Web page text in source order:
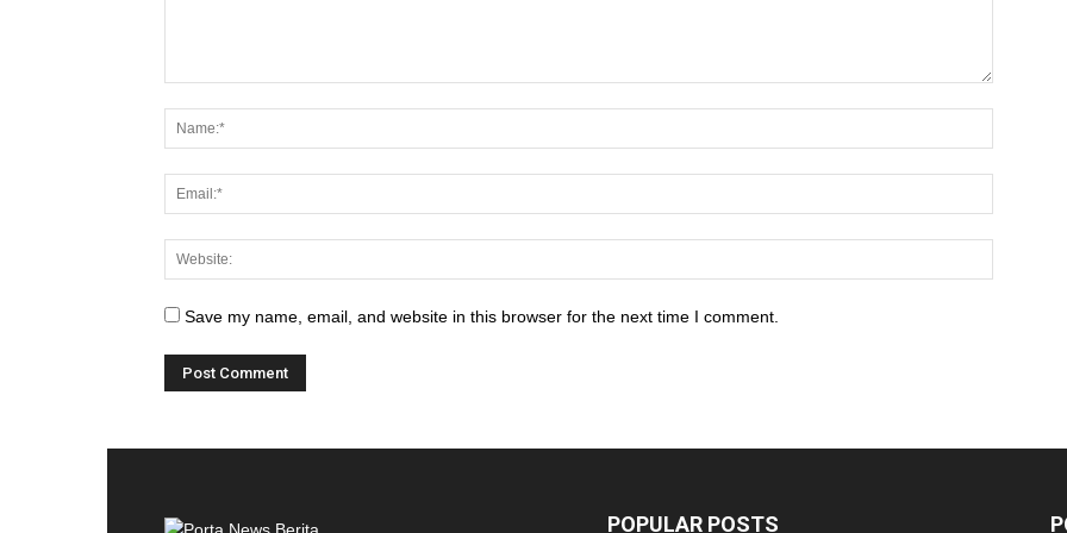
Save my name, email, and website in this browser for the next time I comment.
POPULAR POSTS